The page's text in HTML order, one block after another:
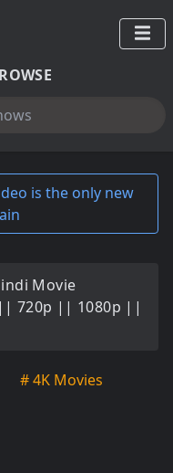
is the only new
Movie
720p || 1080p ||
# 4K Movies